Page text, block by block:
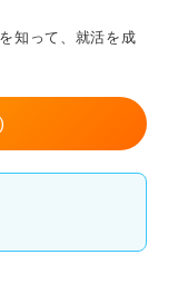
知って、就活を成